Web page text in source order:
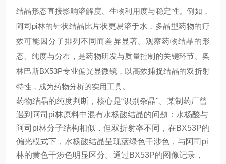
结晶形态直接影响溶解度、生物利用度与稳定性。例如，
阿司pi林的针状结晶比片状更易溶于水，多晶型药物的疗
效可能因分子排列不同而差异显著。观察药物结晶的形
态、纯度与分布，是药物研发与质量控制的关键环节。奥
林巴斯BX53P专业偏光显微镜，以高效捕捉结晶的双折射
特性，成为药物分析的实用工具。
药物结晶的纯度判断，核心是“识别杂晶"。某制药厂曾
遇到阿司pi林原料中混有水杨酸结晶的问题：水杨酸与
阿司pi林分子结构相似，但双折射率不同，在BX53P的
偏光模式下，水杨酸结晶呈现蓝绿色干涉色，与阿司pi
林的黄色干涉色明显区分。通过BX53P的图像记录，